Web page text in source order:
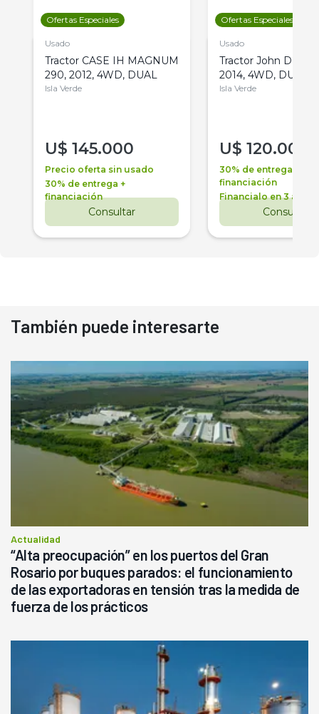
Ofertas Especiales
Usado
Tractor CASE IH MAGNUM
290, 2012, 4WD, DUAL
Isla Verde
U$ 145.000
Precio oferta sin usado
30% de entrega +
financiación
Consultar
Ofertas Especiales
Usado
Tractor John Deere
2014, 4WD, DUAL
Isla Verde
U$ 120.000
30% de entrega +
financiación
Financialo en 3 años
Consultar
También puede interesarte
Actualidad
“Alta preocupación” en los puertos del Gran
Rosario por buques parados: el funcionamiento
de las exportadoras en tensión tras la medida de
fuerza de los prácticos